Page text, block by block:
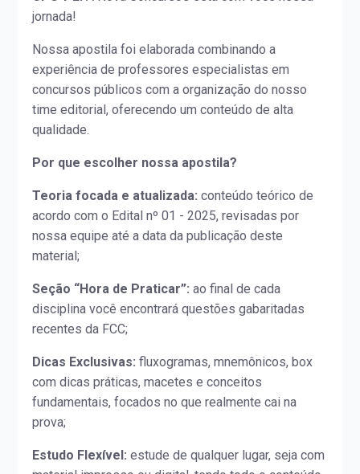
jornada!
Nossa apostila foi elaborada combinando a
experiência de professores especialistas em
concursos públicos com a organização do nosso
time editorial, oferecendo um conteúdo de alta
qualidade.
Por que escolher nossa apostila?
Teoria focada e atualizada: conteúdo teórico de
acordo com o Edital nº 01 - 2025, revisadas por
nossa equipe até a data da publicação deste
material;
Seção “Hora de Praticar”: ao final de cada
disciplina você encontrará questões gabaritadas
recentes da FCC;
Dicas Exclusivas: fluxogramas, mnemônicos, box
com dicas práticas, macetes e conceitos
fundamentais, focados no que realmente cai na
prova;
Estudo Flexível: estude de qualquer lugar, seja com